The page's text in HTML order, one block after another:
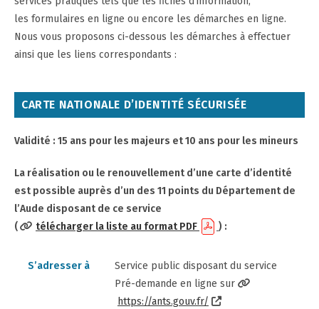
les formulaires en ligne ou encore les démarches en ligne.
Nous vous proposons ci-dessous les démarches à effectuer
ainsi que les liens correspondants :
CARTE NATIONALE D’IDENTITÉ SÉCURISÉE
Validité : 15 ans pour les majeurs et 10 ans pour les mineurs
La réalisation ou le renouvellement d’une carte d’identité
est possible auprès d’un des 11 points du Département de
l’Aude disposant de ce service
(
télécharger la liste au format PDF ) :
S’adresser à
Service public disposant du service
Pré-demande en ligne sur
https://ants.gouv.fr/